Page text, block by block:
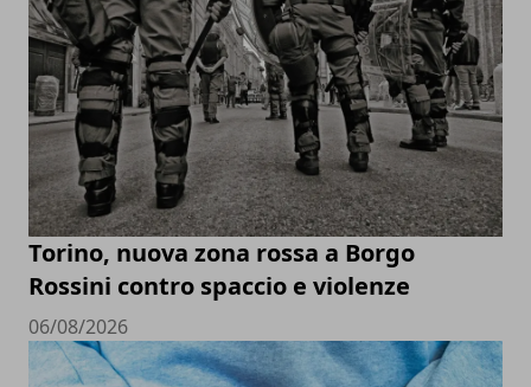
Torino, nuova zona rossa a Borgo
Rossini contro spaccio e violenze
06/08/2026